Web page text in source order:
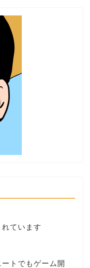
ています
トでもゲーム開